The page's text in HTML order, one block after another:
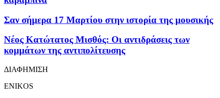
Σαν σήμερα 17 Μαρτίου στην ιστορία της μουσικής
Νέος Κατώτατος Μισθός: Οι αντιδράσεις των
κομμάτων της αντιπολίτευσης
ΔΙΑΦΗΜΙΣΗ
ENIKOS